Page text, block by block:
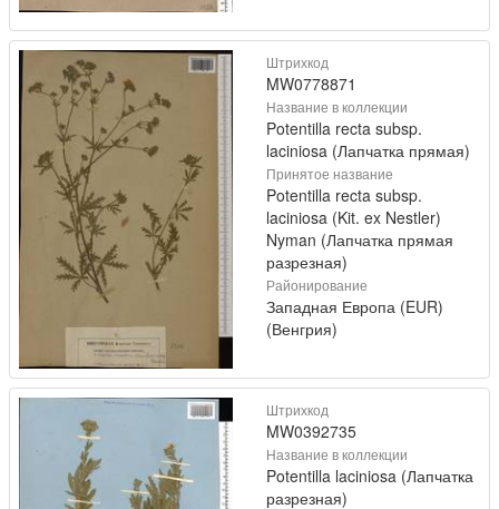
Штрихкод
MW0778871
Название в коллекции
Potentilla recta subsp.
laciniosa (Лапчатка прямая)
Принятое название
Potentilla recta subsp.
laciniosa (Kit. ex Nestler)
Nyman (Лапчатка прямая
разрезная)
Районирование
Западная Европа (EUR)
(Венгрия)
Штрихкод
MW0392735
Название в коллекции
Potentilla laciniosa (Лапчатка
разрезная)